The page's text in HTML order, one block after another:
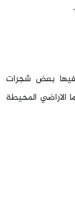
فيها بعض شجرات
الاراضي المحيطة